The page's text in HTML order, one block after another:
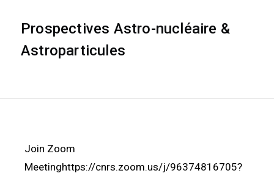
Prospectives Astro-nucléaire &
Astroparticules
Join Zoom
Meetinghttps://cnrs.zoom.us/j/96374816705?